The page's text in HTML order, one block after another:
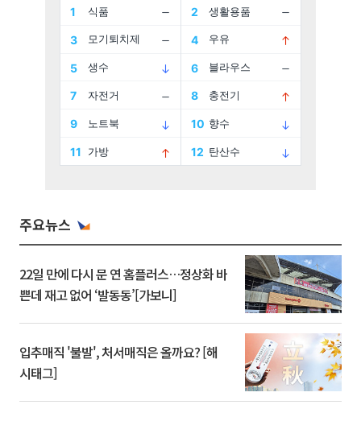
주요뉴스
22일 만에 다시 문 연 홈플러스…정상화 바
쁜데 재고 없어 ‘발동동’[가보니]
입추매직 '불발', 처서매직은 올까요? [해
시태그]